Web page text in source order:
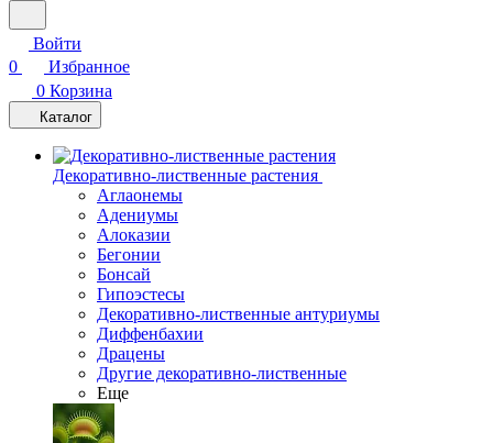
Войти
0
Избранное
0 Корзина
Каталог
Декоративно-лиственные растения
Аглаонемы
Адениумы
Алоказии
Бегонии
Бонсай
Гипоэстесы
Декоративно-лиственные антуриумы
Диффенбахии
Драцены
Другие декоративно-лиственные
Еще